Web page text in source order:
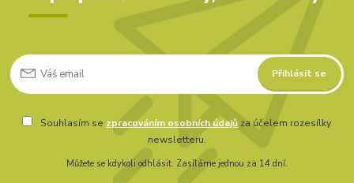
Přihlásit se
Souhlasím se zpracováním osobních údajů za účelem rozesílky
newsletteru.
Můžete se kdykoli odhlásit. Zasíláme jednou za 14 dní.